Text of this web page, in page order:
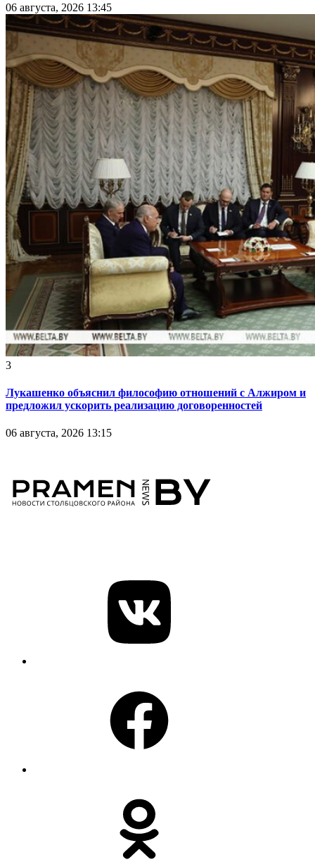
06 августа, 2026 13:45
3
Лукашенко объяснил философию отношений с Алжиром и
предложил ускорить реализацию договоренностей
06 августа, 2026 13:15